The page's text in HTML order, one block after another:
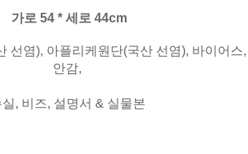
가로 54 * 세로 44cm
선염), 아플리케원단(국산 선염), 바이어스,
안감,
실, 비즈, 설명서 & 실물본